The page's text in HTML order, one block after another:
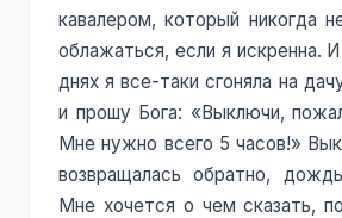
кавалером, который никогда
облажаться, если я искренна.
днях я все-таки сгоняла на
и прошу Бога: «Выключи,
Мне нужно всего 5 часов!»
возвращалась обратно,
Мне хочется о чем сказать,